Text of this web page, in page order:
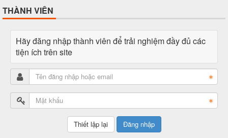
THÀNH VIÊN
Hãy đăng nhập thành viên để trải nghiệm đầy đủ các
tiện ích trên site
Đăng nhập